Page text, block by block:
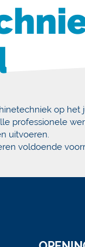
op het
professionele
uitvoeren.
voldoende